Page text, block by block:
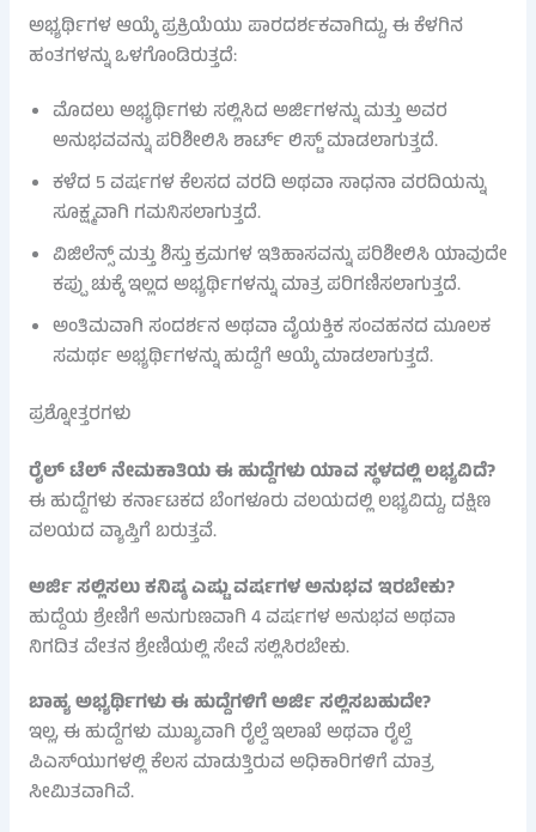
ಅಭ್ಯರ್ಥಿಗಳ ಆಯ್ಕೆ ಪ್ರಕ್ರಿಯೆಯು ಪಾರದರ್ಶಕವಾಗಿದ್ದು, ಈ ಕೆಳಗಿನ
ಹಂತಗಳನ್ನು ಒಳಗೊಂಡಿರುತ್ತದೆ:
ಮೊದಲು ಅಭ್ಯರ್ಥಿಗಳು ಸಲ್ಲಿಸಿದ ಅರ್ಜಿಗಳನ್ನು ಮತ್ತು ಅವರ
ಅನುಭವವನ್ನು ಪರಿಶೀಲಿಸಿ ಶಾರ್ಟ್ ಲಿಸ್ಟ್ ಮಾಡಲಾಗುತ್ತದೆ.
ಕಳೆದ 5 ವರ್ಷಗಳ ಕೆಲಸದ ವರದಿ ಅಥವಾ ಸಾಧನಾ ವರದಿಯನ್ನು
ಸೂಕ್ಷ್ಮವಾಗಿ ಗಮನಿಸಲಾಗುತ್ತದೆ.
ವಿಜಿಲೆನ್ಸ್ ಮತ್ತು ಶಿಸ್ತು ಕ್ರಮಗಳ ಇತಿಹಾಸವನ್ನು ಪರಿಶೀಲಿಸಿ ಯಾವುದೇ
ಕಪ್ಪು ಚುಕ್ಕೆ ಇಲ್ಲದ ಅಭ್ಯರ್ಥಿಗಳನ್ನು ಮಾತ್ರ ಪರಿಗಣಿಸಲಾಗುತ್ತದೆ.
ಅಂತಿಮವಾಗಿ ಸಂದರ್ಶನ ಅಥವಾ ವೈಯಕ್ತಿಕ ಸಂವಹನದ ಮೂಲಕ
ಸಮರ್ಥ ಅಭ್ಯರ್ಥಿಗಳನ್ನು ಹುದ್ದೆಗೆ ಆಯ್ಕೆ ಮಾಡಲಾಗುತ್ತದೆ.
ಪ್ರಶ್ನೋತ್ತರಗಳು
ರೈಲ್ ಟೆಲ್ ನೇಮಕಾತಿಯ ಈ ಹುದ್ದೆಗಳು ಯಾವ ಸ್ಥಳದಲ್ಲಿ ಲಭ್ಯವಿದೆ?
ಈ ಹುದ್ದೆಗಳು ಕರ್ನಾಟಕದ ಬೆಂಗಳೂರು ವಲಯದಲ್ಲಿ ಲಭ್ಯವಿದ್ದು, ದಕ್ಷಿಣ
ವಲಯದ ವ್ಯಾಪ್ತಿಗೆ ಬರುತ್ತವೆ.
ಅರ್ಜಿ ಸಲ್ಲಿಸಲು ಕನಿಷ್ಠ ಎಷ್ಟು ವರ್ಷಗಳ ಅನುಭವ ಇರಬೇಕು?
ಹುದ್ದೆಯ ಶ್ರೇಣಿಗೆ ಅನುಗುಣವಾಗಿ 4 ವರ್ಷಗಳ ಅನುಭವ ಅಥವಾ
ನಿಗದಿತ ವೇತನ ಶ್ರೇಣಿಯಲ್ಲಿ ಸೇವೆ ಸಲ್ಲಿಸಿರಬೇಕು.
ಬಾಹ್ಯ ಅಭ್ಯರ್ಥಿಗಳು ಈ ಹುದ್ದೆಗಳಿಗೆ ಅರ್ಜಿ ಸಲ್ಲಿಸಬಹುದೇ?
ಇಲ್ಲ, ಈ ಹುದ್ದೆಗಳು ಮುಖ್ಯವಾಗಿ ರೈಲ್ವೆ ಇಲಾಖೆ ಅಥವಾ ರೈಲ್ವೆ
ಪಿಎಸ್‌ಯುಗಳಲ್ಲಿ ಕೆಲಸ ಮಾಡುತ್ತಿರುವ ಅಧಿಕಾರಿಗಳಿಗೆ ಮಾತ್ರ
ಸೀಮಿತವಾಗಿವೆ.